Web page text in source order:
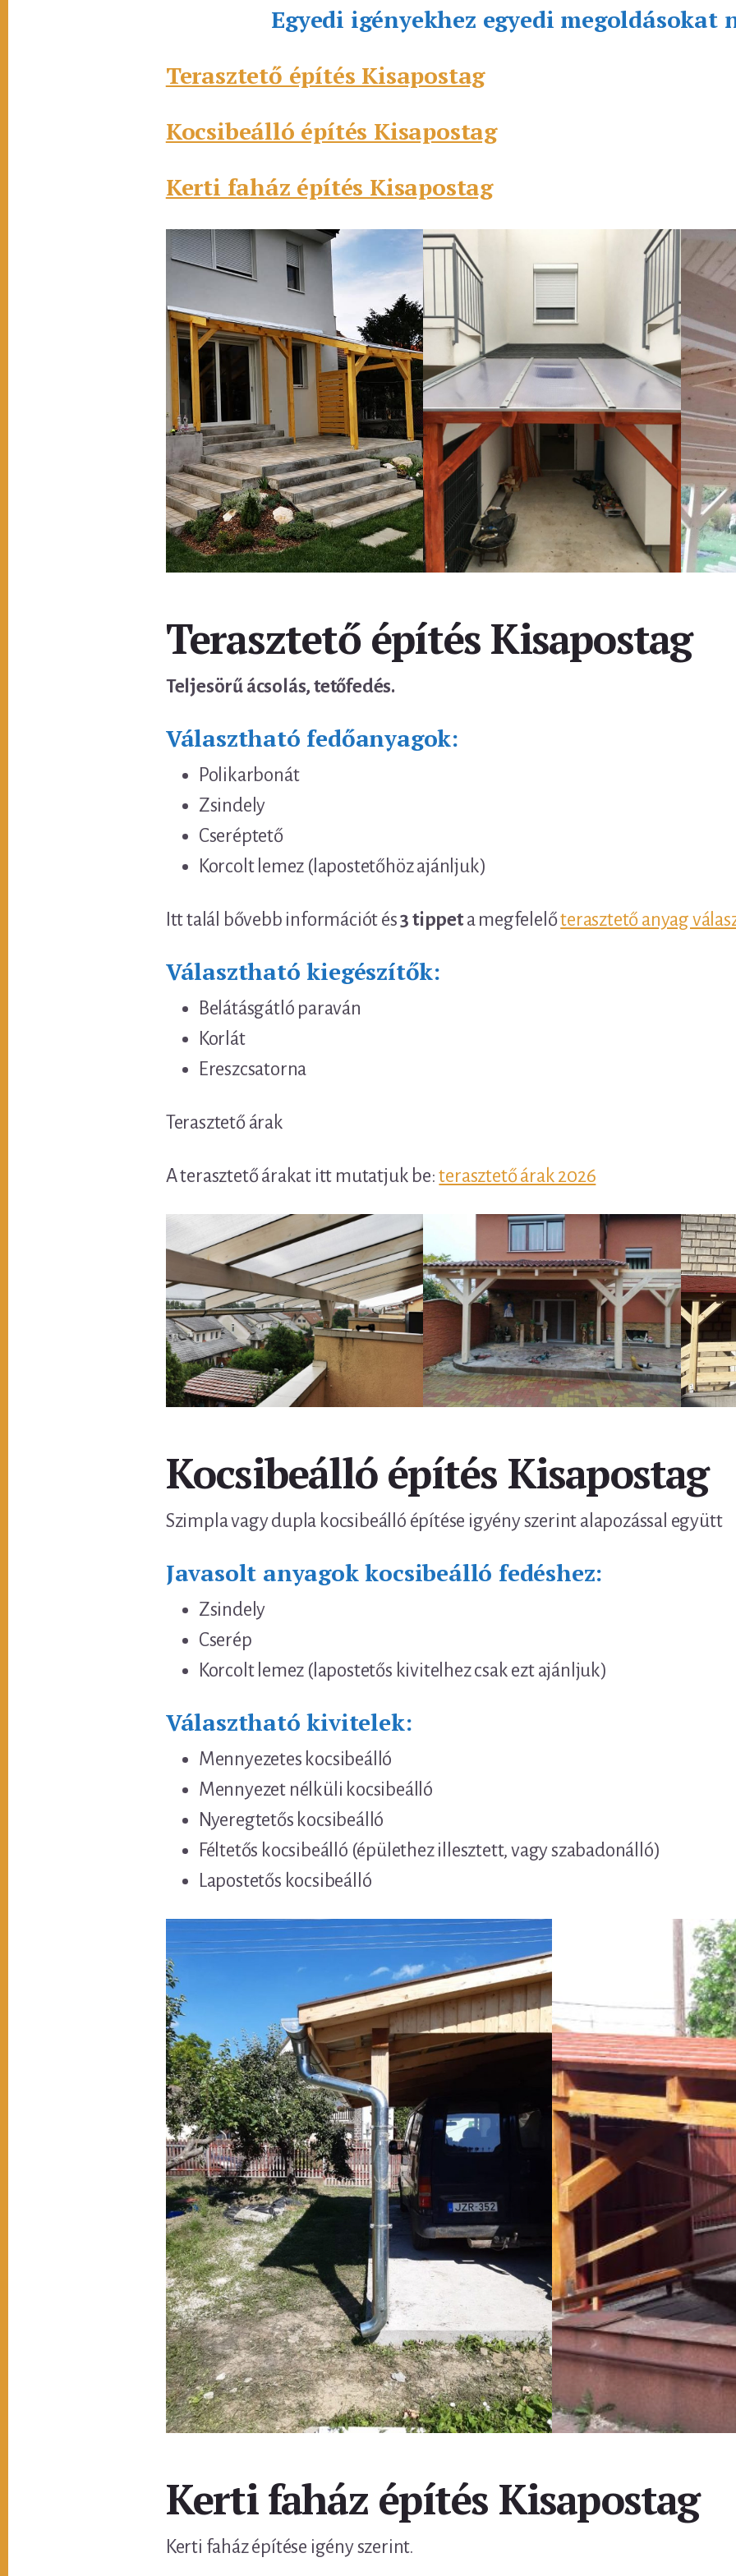
Egyedi igényekhez egyedi megoldásokat
Terasztető építés Kisapostag
Kocsibeálló építés Kisapostag
Kerti faház építés Kisapostag
Terasztető építés Kisapostag
Teljesörű ácsolás, tetőfedés.
Választható fedőanyagok:
Polikarbonát
Zsindely
Cseréptető
Korcolt lemez (lapostetőhöz ajánljuk)
Itt talál bővebb információt és3 tippeta megfelelőterasztető anyag
Választható kiegészítők:
Belátásgátló paraván
Korlát
Ereszcsatorna
Terasztető árak
A terasztető árakat itt mutatjuk be:terasztető árak 2026
Kocsibeálló építés Kisapostag
Szimpla vagy dupla kocsibeálló építése igyény szerint alapozással együtt
Javasolt anyagok kocsibeálló fedéshez:
Zsindely
Cserép
Korcolt lemez (lapostetős kivitelhez csak ezt ajánljuk)
Választható kivitelek:
Mennyezetes kocsibeálló
Mennyezet nélküli kocsibeálló
Nyeregtetős kocsibeálló
Féltetős kocsibeálló (épülethez illesztett, vagy szabadonálló)
Lapostetős kocsibeálló
Kerti faház építés Kisapostag
Kerti faház építése igény szerint.